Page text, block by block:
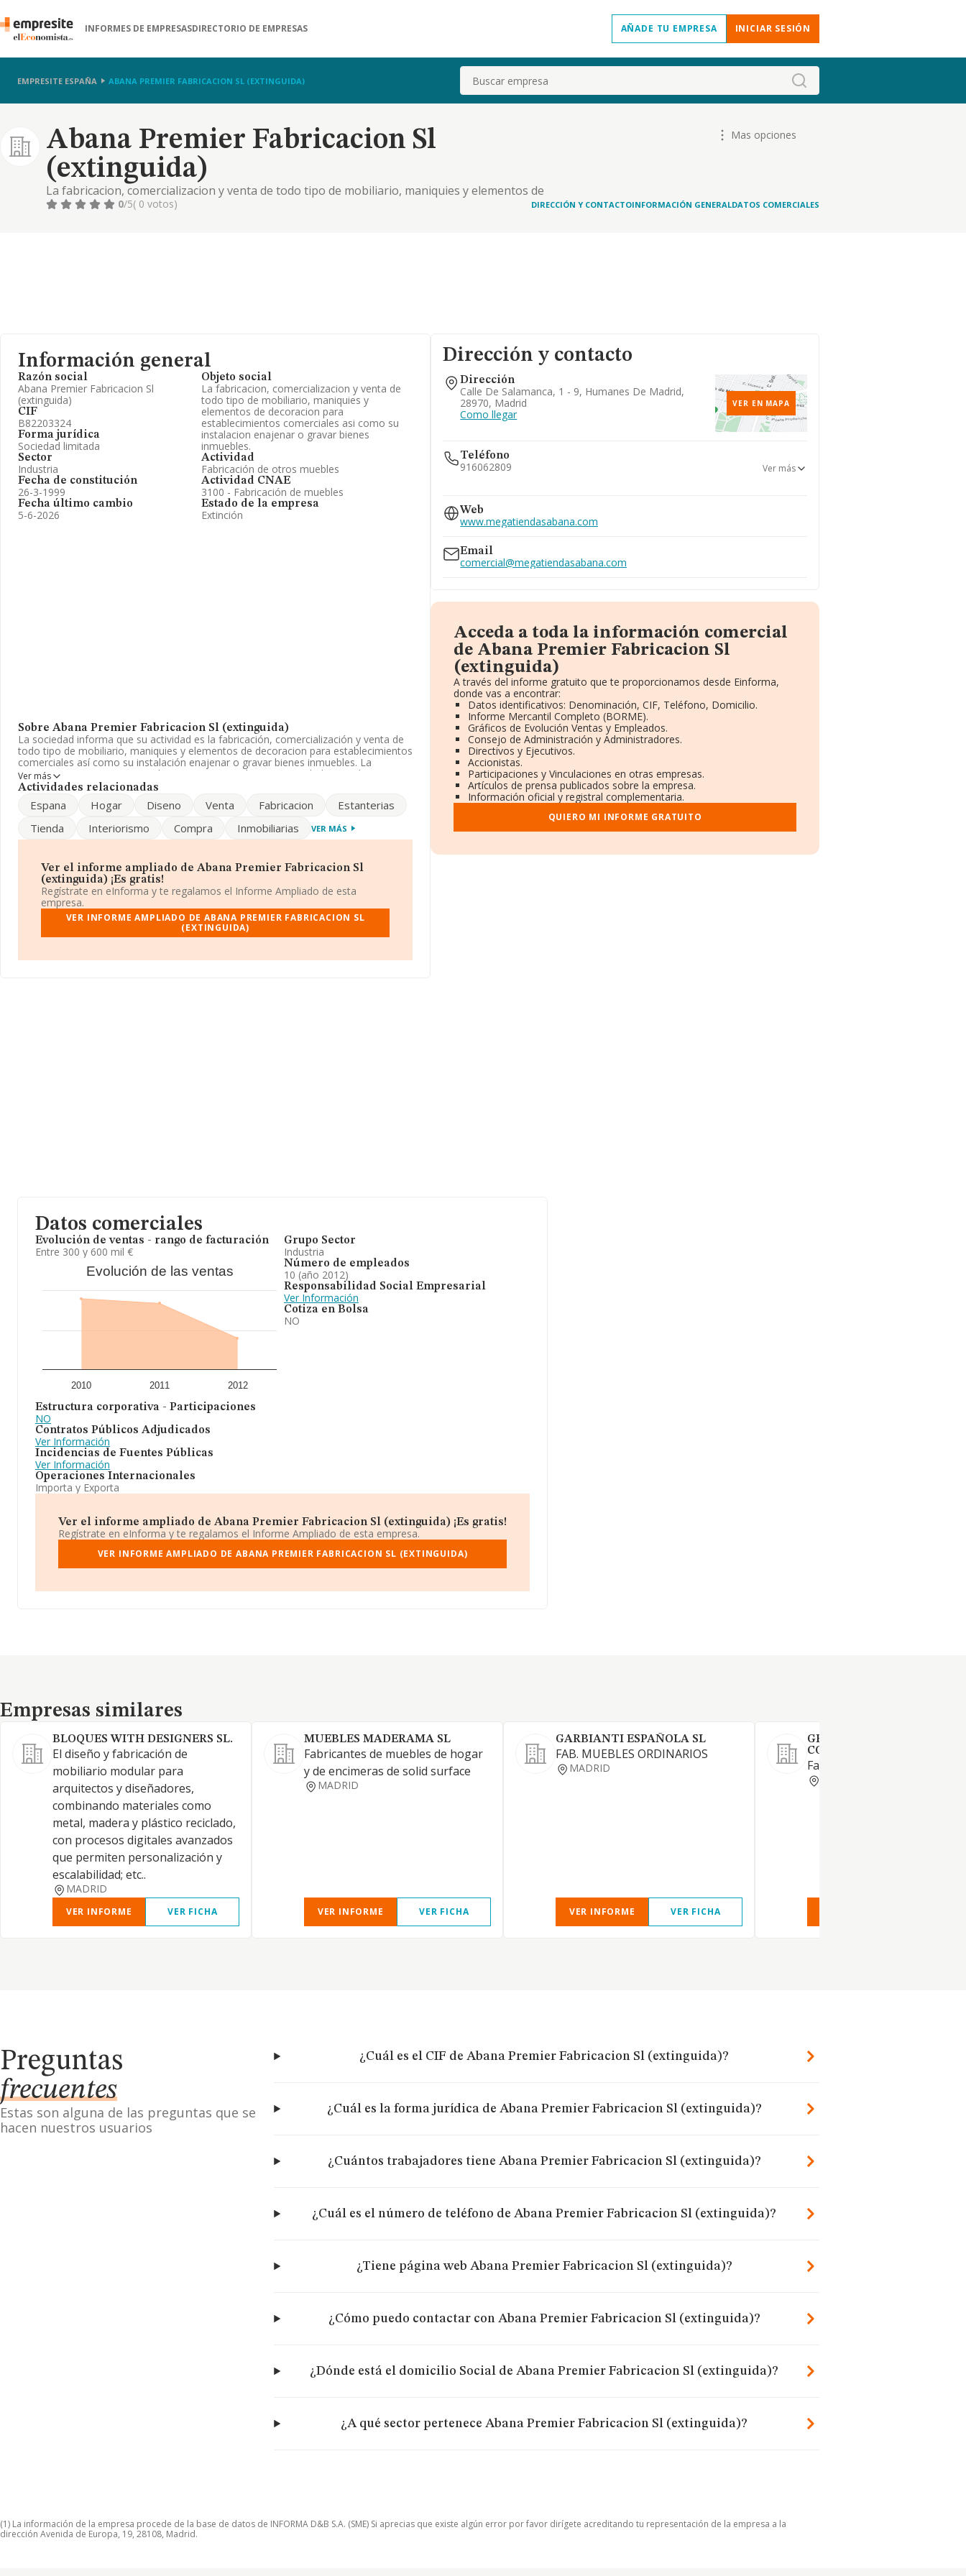
INFORMES DE EMPRESASDIRECTORIO DE EMPRESAS AÑADE TU EMPRESA INICIAR SESIÓN
EMPRESITE ESPAÑA ABANA PREMIER FABRICACION SL (EXTINGUIDA) Buscar
Abana Premier Fabricacion Sl
(extinguida)
La fabricacion, comercializacion y venta de todo tipo de mobiliario, maniquies y elementos de
decoracion para establecimientos comerciales asi como su instalacion enajenar o gravar bienes
Mas opciones
0/5( 0 votos) DIRECCIÓN Y CONTACTOINFORMACIÓN GENERALDATOS COMERCIALES
Información general
Razón social
Abana Premier Fabricacion Sl
(extinguida)
CIF
B82203324
Forma jurídica
Sociedad limitada
Sector
Industria
Fecha de constitución
26-3-1999
Fecha último cambio
5-6-2026
Objeto social
La fabricacion, comercializacion y venta de
todo tipo de mobiliario, maniquies y
elementos de decoracion para
establecimientos comerciales asi como su
instalacion enajenar o gravar bienes
inmuebles.
Actividad
Fabricación de otros muebles
Actividad CNAE
3100 - Fabricación de muebles
Estado de la empresa
Extinción
Sobre Abana Premier Fabricacion Sl (extinguida)
La sociedad informa que su actividad es la fabricación, comercialización y venta de
todo tipo de mobiliario, maniquies y elementos de decoracion para establecimientos
comerciales así como su instalación enajenar o gravar bienes inmuebles. La
empresa aparece inscrita en el Registro Mercantil como Sociedad Limitada. La
actividad de referencia CNAE corresponde a '%cnae%', cuyo Código es 3100. La
de datos de INFORMA, el número de empleados ha estado por encima de la media
de sector.
Su teléfono es 916062809 y su email escomercial@megatiendasabana.com
www.megatiendasabana.com
La sociedadAbana Premier Fabricacion S.L (extinguida)
identificación fiscal B82203324, tiene domicilio fiscal en Calle De Salamanca núm. 1
9, (28970), Humanes De Madrid, Madrid.
facturación en el ámbito nacional alcanza los 7.289 millones de euros y el promedio
Ver más
Actividades relacionadas
Espana Hogar Diseno Venta Fabricacion
Estanterias
Tienda
Interiorismo Compra Inmobiliarias VER MÁS
Ver el informe ampliado de Abana Premier Fabricacion Sl
(extinguida) ¡Es gratis!
Regístrate en eInforma y te regalamos el Informe Ampliado de esta
empresa.
VER INFORME AMPLIADO DE ABANA PREMIER FABRICACION SL
(EXTINGUIDA)
Dirección y contacto
Dirección
Calle De Salamanca, 1 - 9, Humanes De Madrid,
28970, Madrid
Como llegar
VER EN MAPA
Teléfono
916062809
913601140
Ver más
Web
www.megatiendasabana.com
Email
comercial@megatiendasabana.com
Acceda a toda la información comercial
de Abana Premier Fabricacion Sl
(extinguida)
A través del informe gratuito que te proporcionamos desde Einforma,
donde vas a encontrar:
Datos identificativos: Denominación, CIF, Teléfono, Domicilio.
Informe Mercantil Completo (BORME).
Gráficos de Evolución Ventas y Empleados.
Consejo de Administración y Administradores.
Directivos y Ejecutivos.
Accionistas.
Participaciones y Vinculaciones en otras empresas.
Artículos de prensa publicados sobre la empresa.
Información oficial y registral complementaria.
QUIERO MI INFORME GRATUITO
Datos comerciales
Evolución de ventas - rango de facturación
Entre 300 y 600 mil €
Evolución de las ventas
2010 2011 2012
Estructura corporativa - Participaciones
NO
Contratos Públicos Adjudicados
Ver Información
Incidencias de Fuentes Públicas
Ver Información
Operaciones Internacionales
Importa y Exporta
Grupo Sector
Industria
Número de empleados
10 (año 2012)
Responsabilidad Social Empresarial
Ver Información
Cotiza en Bolsa
NO
Ver el informe ampliado de Abana Premier Fabricacion Sl (extinguida) ¡Es gratis!
Regístrate en eInforma y te regalamos el Informe Ampliado de esta empresa.
VER INFORME AMPLIADO DE ABANA PREMIER FABRICACION SL (EXTINGUIDA)
Empresas similares
Empresas similares
BLOQUES WITH DESIGNERS SL.
El diseño y fabricación de
mobiliario modular para
arquitectos y diseñadores,
combinando materiales como
metal, madera y plástico reciclado,
con procesos digitales avanzados
que permiten personalización y
escalabilidad; etc..
MADRID
VER INFORME VER FICHA
MUEBLES MADERAMA SL
Fabricantes de muebles de hogar
y de encimeras de solid surface
MADRID
VER INFORME VER FICHA
GARBIANTI ESPAÑOLA SL
FAB. MUEBLES ORDINARIOS
MADRID
VER INFORME VER FICHA
GRA FABRICA MUEBLES DE
COCINA SL.
Fabricación de muebles
Preguntas
frecuentes
Estas son alguna de las preguntas que se
hacen nuestros usuarios
¿Cuál es el CIF de Abana Premier Fabricacion Sl (extinguida)?
¿Cuál es la forma jurídica de Abana Premier Fabricacion Sl (extinguida)?
¿Cuántos trabajadores tiene Abana Premier Fabricacion Sl (extinguida)?
¿Cuál es el número de teléfono de Abana Premier Fabricacion Sl (extinguida)?
¿Tiene página web Abana Premier Fabricacion Sl (extinguida)?
¿Cómo puedo contactar con Abana Premier Fabricacion Sl (extinguida)?
¿Dónde está el domicilio Social de Abana Premier Fabricacion Sl (extinguida)?
¿A qué sector pertenece Abana Premier Fabricacion Sl (extinguida)?
(1) La información de la empresa procede de la base de datos de INFORMA D&B S.A. (SME) Si aprecias que existe algún error por favor dirígete acreditando tu representación de la empresa a la
dirección Avenida de Europa, 19, 28108, Madrid.